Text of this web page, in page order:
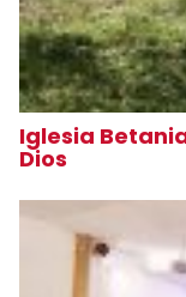
Iglesia
Dios